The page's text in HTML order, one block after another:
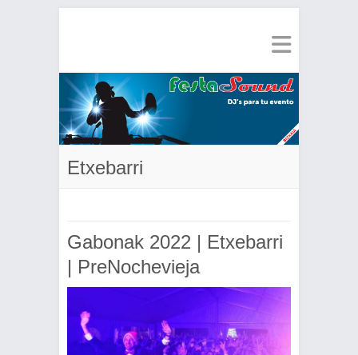
Etxebarri
Gabonak 2022 | Etxebarri
| PreNochevieja